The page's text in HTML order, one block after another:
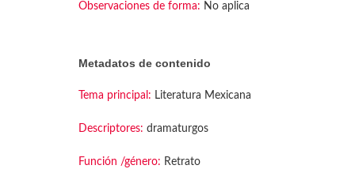
Observaciones de forma: No aplica
Metadatos de contenido
Tema principal: Literatura Mexicana
Descriptores: dramaturgos
Función /género: Retrato